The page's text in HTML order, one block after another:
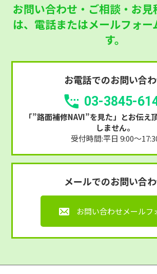
お問い合わせ・ご相談・お見
は、 電話またはメールフォー
す。
お電話でのお問い合
03-3845-
「”路面補修NAVI”を見た」 とお伝え
しません。
受付時間:平日 9:00～
メールでのお問い合
お問い合わせメールフ